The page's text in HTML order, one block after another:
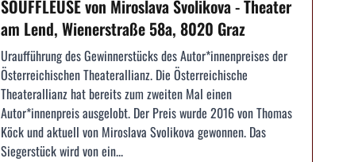
SOUFFLEUSE von Miroslava Svolikova - Theater
am Lend, Wienerstraße 58a, 8020 Graz
Uraufführung des Gewinnerstücks des Autor*innenpreises der
Österreichischen Theaterallianz. Die Österreichische
Theaterallianz hat bereits zum zweiten Mal einen
Autor*innenpreis ausgelobt. Der Preis wurde 2016 von Thomas
Köck und aktuell von Miroslava Svolikova gewonnen. Das
Siegerstück wird von ein...